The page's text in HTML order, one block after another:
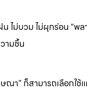
ไม่บวม ไม่ผุกร่อน “พ
ามชื้น
ณา” ก็สามารถเลือกใช้